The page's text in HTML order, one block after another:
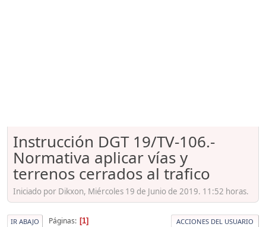
Instrucción DGT 19/TV-106.-
Normativa aplicar vías y
terrenos cerrados al trafico
Iniciado por Dikxon, Miércoles 19 de Junio de 2019. 11:52 horas.
IR ABAJO Páginas 1 ACCIONES DEL USUARIO